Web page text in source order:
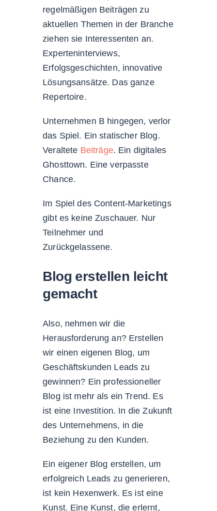
regelmäßigen Beiträgen zu
aktuellen Themen in der Branche
ziehen sie Interessenten an.
Experteninterviews,
Erfolgsgeschichten, innovative
Lösungsansätze. Das ganze
Repertoire.
Unternehmen B hingegen, verlor
das Spiel. Ein statischer Blog.
Veraltete Beiträge. Ein digitales
Ghosttown. Eine verpasste
Chance.
Im Spiel des Content-Marketings
gibt es keine Zuschauer. Nur
Teilnehmer und
Zurückgelassene.
Blog erstellen leicht
gemacht
Also, nehmen wir die
Herausforderung an? Erstellen
wir einen eigenen Blog, um
Geschäftskunden Leads zu
gewinnen? Ein professioneller
Blog ist mehr als ein Trend. Es
ist eine Investition. In die Zukunft
des Unternehmens, in die
Beziehung zu den Kunden.
Ein eigener Blog erstellen, um
erfolgreich Leads zu generieren,
ist kein Hexenwerk. Es ist eine
Kunst. Eine Kunst, die erlernt,